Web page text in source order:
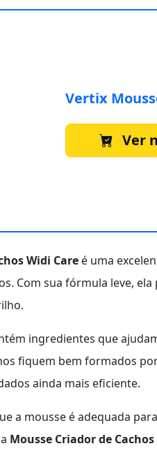
Vertix
Ver
Widi Care é uma
Com sua fórmula leve,
ingredientes que
fiquem bem formados
ainda mais eficiente.
a mousse é adequada
Mousse Criador de